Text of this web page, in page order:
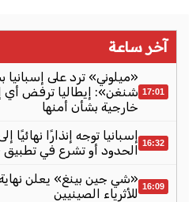
آخر ساعة
17:01
«ميلوني» ترد على إسبانيا
شنغن»: إيطاليا ترفض أي
خارجية بشأن أمنها
16:32 إسبانيا توجه إنذارًا نهائيًا
الحدود أو تشرع في
16:09 «شي جين بينغ» يعلن نهاية
للأثرياء الصينيين